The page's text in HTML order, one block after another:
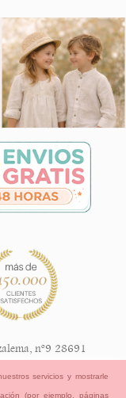
nº9 28691
servicios y mostrarle
(por ejemplo, páginas